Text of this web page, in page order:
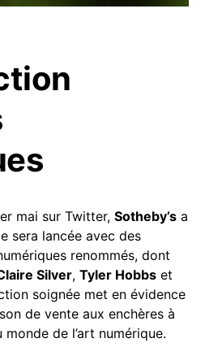
mai sur Twitter, Sotheby’s a
sera lancée avec des
renommés, dont
Silver, Tyler Hobbs et
soignée met en évidence
de vente aux enchères à
de l’art numérique.